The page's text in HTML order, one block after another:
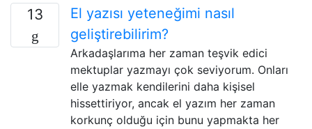
13
El yazısı yeteneğimi nasıl
geliştirebilirim?
Arkadaşlarıma her zaman teşvik edici
mektuplar yazmayı çok seviyorum. Onları
elle yazmak kendilerini daha kişisel
hissettiriyor, ancak el yazım her zaman
korkunç olduğu için bunu yapmakta her